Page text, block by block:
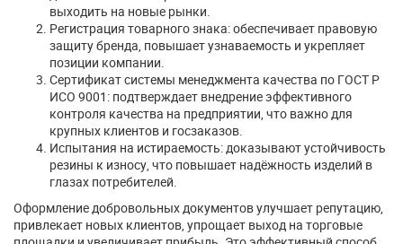
выходить на новые рынки.
Регистрация товарного знака: обеспечивает правовую
защиту бренда, повышает узнаваемость и укрепляет
позиции компании.
Сертификат системы менеджмента качества по ГОСТ Р
ИСО 9001: подтверждает внедрение эффективного
контроля качества на предприятии, что важно для
крупных клиентов и госзаказов.
Испытания на истираемость: доказывают устойчивость
резины к износу, что повышает надёжность изделий в
глазах потребителей.
Оформление добровольных документов улучшает репутацию,
привлекает новых клиентов, упрощает выход на торговые